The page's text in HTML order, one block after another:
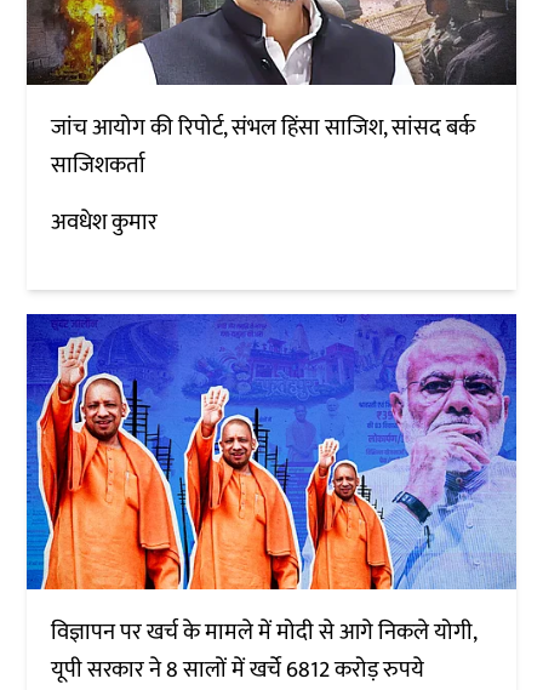
जांच आयोग की रिपोर्ट, संभल हिंसा साजिश, सांसद बर्क
साजिशकर्ता
अवधेश कुमार
विज्ञापन पर खर्च के मामले में मोदी से आगे निकले योगी,
यूपी सरकार ने 8 सालों में खर्चे 6812 करोड़ रुपये